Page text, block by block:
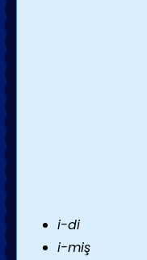
i-di
i-miş